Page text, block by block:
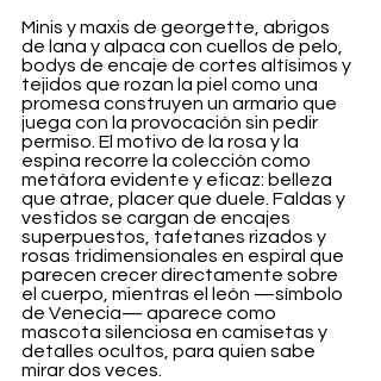
Minis y maxis de georgette, abrigos
de lana y alpaca con cuellos de pelo,
bodys de encaje de cortes altísimos y
tejidos que rozan la piel como una
promesa construyen un armario que
juega con la provocación sin pedir
permiso. El motivo de la rosa y la
espina recorre la colección como
metáfora evidente y eficaz: belleza
que atrae, placer que duele. Faldas y
vestidos se cargan de encajes
superpuestos, tafetanes rizados y
rosas tridimensionales en espiral que
parecen crecer directamente sobre
el cuerpo, mientras el león —símbolo
de Venecia— aparece como
mascota silenciosa en camisetas y
detalles ocultos, para quien sabe
mirar dos veces.